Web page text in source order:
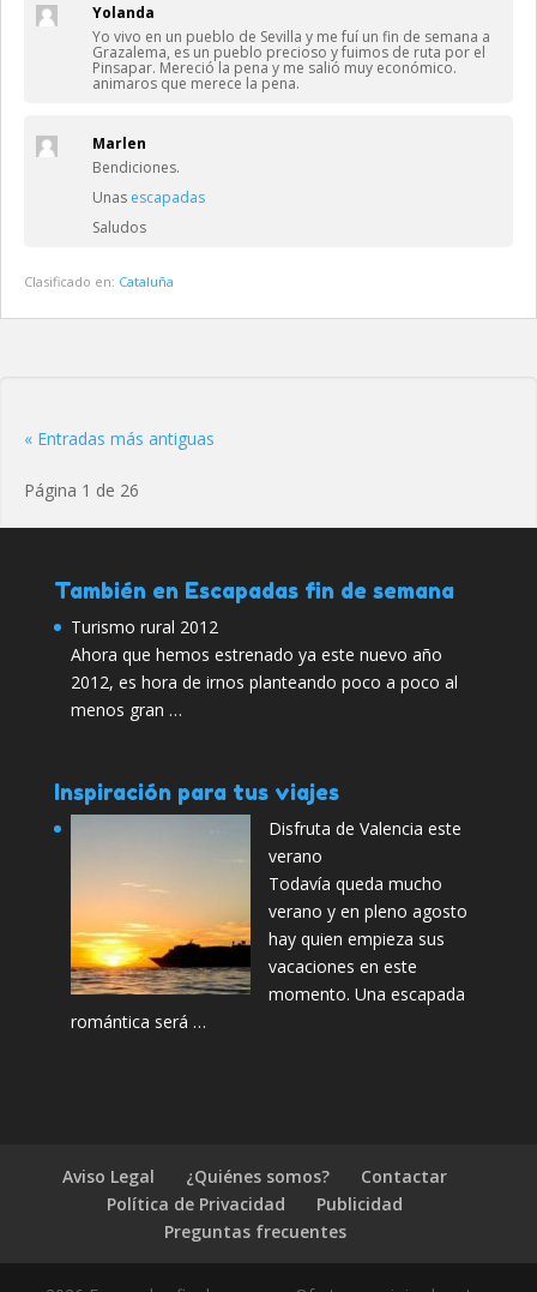
Yolanda
Yo vivo en un pueblo de Sevilla y me fuí un fin de semana a
Grazalema, es un pueblo precioso y fuimos de ruta por el
Pinsapar. Mereció la pena y me salió muy económico.
animaros que merece la pena.
Marlen
Bendiciones.
Unas escapadas
Saludos
Clasificado en: Cataluña
« Entradas más antiguas
Página 1 de 26
También en Escapadas fin de semana
Turismo rural 2012
Ahora que hemos estrenado ya este nuevo año
2012, es hora de irnos planteando poco a poco al
menos gran …
Inspiración para tus viajes
Disfruta de Valencia este
verano
Todavía queda mucho
verano y en pleno agosto
hay quien empieza sus
vacaciones en este
momento. Una escapada
romántica será …
Aviso Legal ¿Quiénes somos?
Contactar
Política de Privacidad
Publicidad
Preguntas frecuentes